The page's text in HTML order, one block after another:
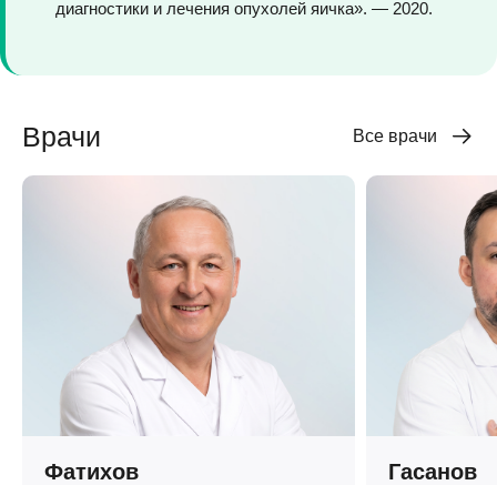
диагностики и лечения опухолей яичка». — 2020.
Врачи Все врачи
Фатихов
Гасанов